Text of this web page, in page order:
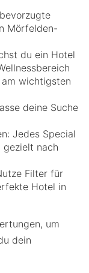
Mörfelden-
du ein Hotel
am wichtigsten
deine Suche
Jedes Special
gezielt nach
Filter für
Hotel in
um
dein